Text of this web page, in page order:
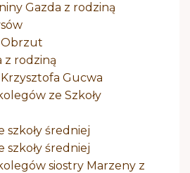
Gazda z rodziną
Obrzut
z rodziną
Gucwa
ze Szkoły
szkoły średniej
szkoły średniej
siostry Marzeny z